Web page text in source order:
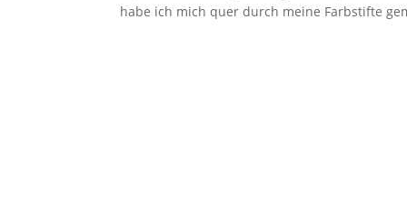
habe ich mich quer durch meine Farbstifte